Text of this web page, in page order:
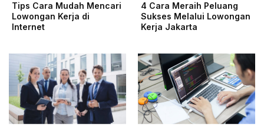
Tips Cara Mudah Mencari
Lowongan Kerja di
Internet
4 Cara Meraih Peluang
Sukses Melalui Lowongan
Kerja Jakarta